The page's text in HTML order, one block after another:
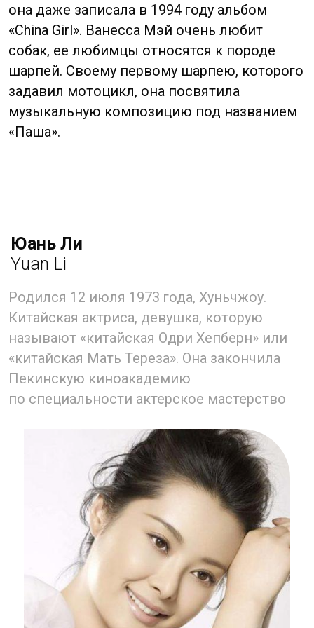
Тиелин в главной роли. Сыграв множество
второстепенных ролей в различных
прославилась, сыграв Оуян Ланлань
в телесериале «Никогда не закрывайте
Вместе с Лу И она получила награду
за «Лучшую женскую роль второго плана»
на 18-й церемонии вручения награды China
Golden Eagle Awards. На русском языке
с её участием можно посмотреть фильм
«Последний магнат» (The Last Tycoon,
В 2002 году Юань сыграла роль Ань Ран
в фильме Цао Баопина «Чистые чувства»,
за которую она получила награду
за «лучшую женскую роль второго плана
«на 20-й премии «Сто цветов». Позже она
стала одной из представителей Общества
Красного креста Китая.
Юань была замужем несколько раз. В 1993